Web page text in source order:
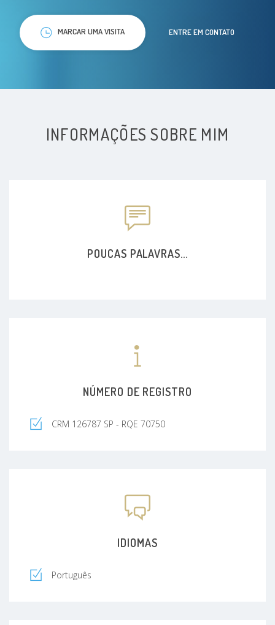
MARCAR UMA VISITA ENTRE EM CONTATO
INFORMAÇÕES SOBRE MIM
POUCAS PALAVRAS...
NÚMERO DE REGISTRO
CRM 126787 SP - RQE 70750
IDIOMAS
Português